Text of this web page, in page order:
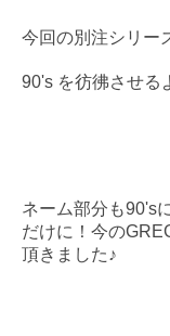
今回の別注シリー
90's を彷彿させる
ネーム部分も90's
だけに！ 今の
頂きました♪